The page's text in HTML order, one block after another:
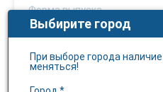
Форма выпуска
Мазь
Количество в упаковке
15
Выбирите город
При выборе города
меняться!